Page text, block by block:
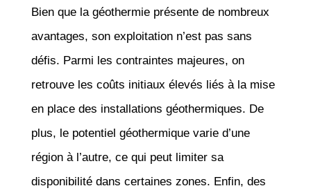
Bien que la géothermie présente de nombreux
avantages, son exploitation n’est pas sans
défis. Parmi les contraintes majeures, on
retrouve les coûts initiaux élevés liés à la mise
en place des installations géothermiques. De
plus, le potentiel géothermique varie d’une
région à l’autre, ce qui peut limiter sa
disponibilité dans certaines zones. Enfin, des